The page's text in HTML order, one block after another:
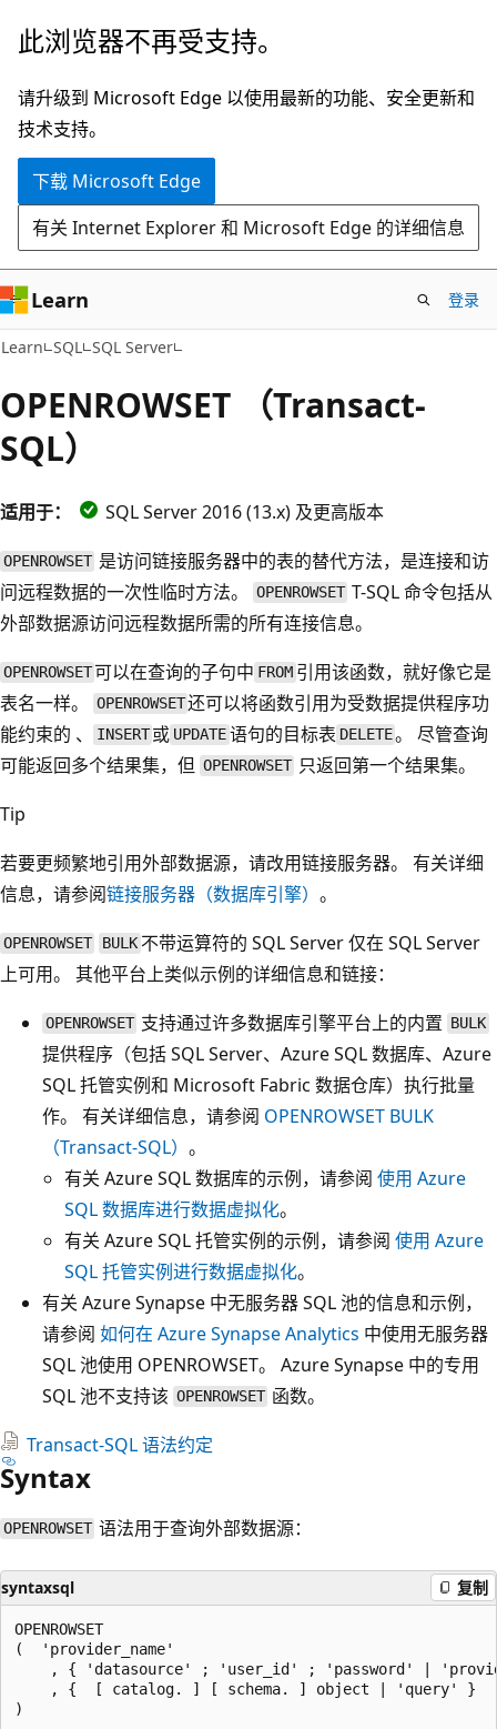
跳
主
要
内
此浏览器不再受支持。
请升级到 Microsoft Edge 以使用最新的功能、安全更新和
技术支持。
下载 Microsoft Edge
有关 Internet Explorer 和 Microsoft Edge 的详细信息
Learn 登录
Learn SQL SQL Server
OPENROWSET （Transact-
SQL）
适用于： SQL Server 2016 (13.x) 及更高版本
OPENROWSET 是访问链接服务器中的表的替代方法，是连接和访
问远程数据的一次性临时方法。
OPENROWSET T-SQL 命令包括从
外部数据源访问远程数据所需的所有连接信息。
OPENROWSET可以在查询的子句中 FROM引用该函数，就好像它是
表名一样。
OPENROWSET还可以将函数引用为受数据提供程序功
能约束的 、
INSERT 或 UPDATE语句的目标表 DELETE。 尽管查询
可能返回多个结果集，但 OPENROWSET 只返回第一个结果集。
Tip
若要更频繁地引用外部数据源，请改用链接服务器。 有关详细
信息，请参阅链接服务器（数据库引擎） 。
OPENROWSET BULK不带运算符的 SQL Server 仅在 SQL Server
上可用。 其他平台上类似示例的详细信息和链接：
OPENROWSET 支持通过许多数据库引擎平台上的内置 BULK
提供程序（包括 SQL Server、Azure SQL 数据库、Azure
SQL 托管实例和 Microsoft Fabric 数据仓库）执行批量
作。 有关详细信息，请参阅 OPENROWSET BULK
（Transact-SQL） 。
有关 Azure SQL 数据库的示例，请参阅 使用 Azure
SQL 数据库进行数据虚拟化。
有关 Azure SQL 托管实例的示例，请参阅 使用 Azure
SQL 托管实例进行数据虚拟化。
有关 Azure Synapse 中无服务器 SQL 池的信息和示例，
请参阅 如何在 Azure Synapse Analytics 中使用无服务器
SQL 池使用 OPENROWSET。 Azure Synapse 中的专用
SQL 池不支持该 OPENROWSET 函数。
Transact-SQL 语法约定
Syntax
OPENROWSET 语法用于查询外部数据源：
syntaxsql 复制
OPENROWSET
(  'provider_name'
, { 'datasource' ; 'user_id' ; 'password' |
    , {  [ catalog. ] [ schema. ] object | 'query' }